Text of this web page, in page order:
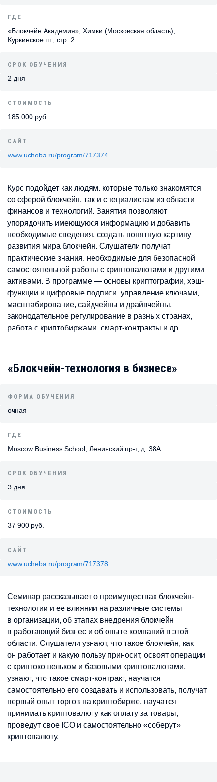
ГДЕ
«Блокчейн Академия», Химки (Московская область),
Куркинское ш., стр. 2
СРОК ОБУЧЕНИЯ
2 дня
СТОИМОСТЬ
185 000 руб.
САЙТ
www.ucheba.ru/program/717374
Курс подойдет как людям, которые только знакомятся
со сферой блокчейн, так и специалистам из области
финансов и технологий. Занятия позволяют
упорядочить имеющуюся информацию и добавить
необходимые сведения, создать понятную картину
развития мира блокчейн. Слушатели получат
практические знания, необходимые для безопасной
самостоятельной работы с криптовалютами и другими
активами. В программе — основы криптографии, хэш-
функции и цифровые подписи, управление ключами,
масштабирование, сайдчейны и драйвчейны,
законодательное регулирование в разных странах,
работа с криптобиржами, смарт-контракты и др.
«Блокчейн-технология в бизнесе»
ФОРМА ОБУЧЕНИЯ
очная
ГДЕ
Moscow Business School, Ленинский пр-т, д. 38А
СРОК ОБУЧЕНИЯ
3 дня
СТОИМОСТЬ
37 900 руб.
САЙТ
www.ucheba.ru/program/717378
Семинар рассказывает о преимуществах блокчейн-
технологии и ее влиянии на различные системы
в организации, об этапах внедрения блокчейн
в работающий бизнес и об опыте компаний в этой
области. Слушатели узнают, что такое блокчейн, как
он работает и какую пользу приносит, освоят операции
с криптокошельком и базовыми криптовалютами,
узнают, что такое смарт-контракт, научатся
самостоятельно его создавать и использовать, получат
первый опыт торгов на криптобирже, научатся
принимать криптовалюту как оплату за товары,
проведут свое ICO и самостоятельно «соберут»
криптовалюту.